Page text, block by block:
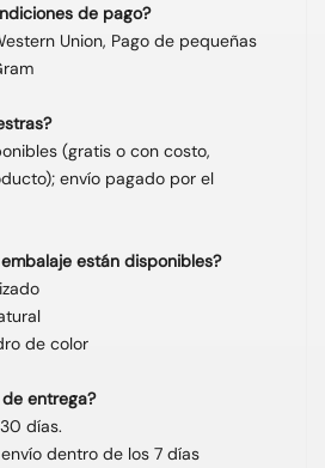
de pago?
Union, Pago de pequeñas
(gratis o con costo,
envío pagado por el
están disponibles?
de color
entrega?
días.
dentro de los 7 días